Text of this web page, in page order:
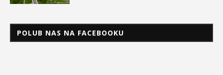
POLUB NAS NA FACEBOOKU